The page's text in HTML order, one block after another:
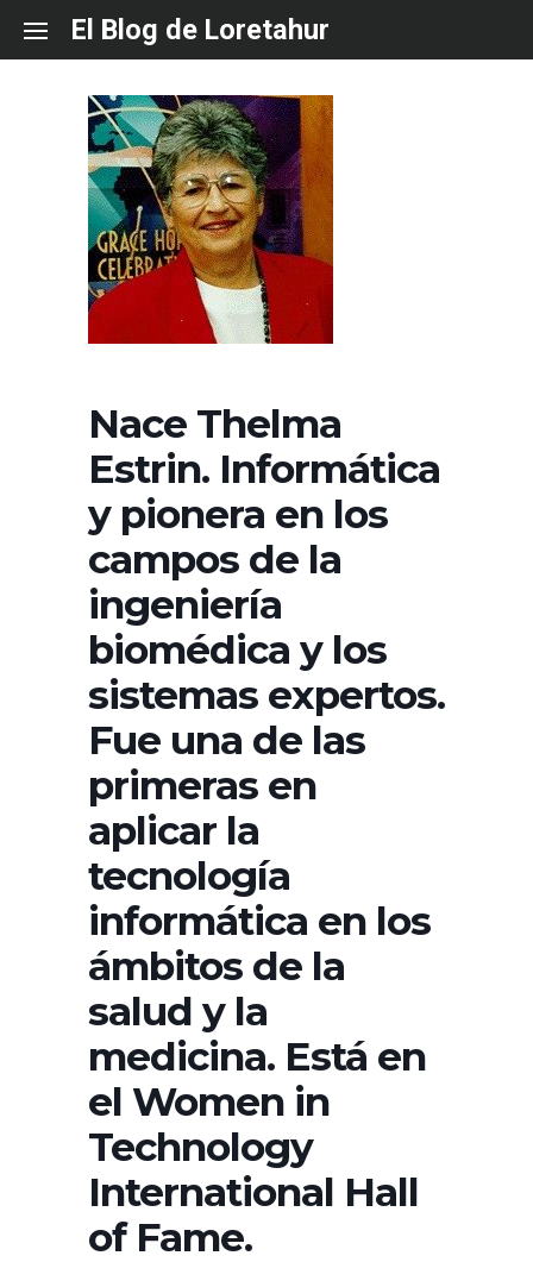
content
El Blog de Loretahur
Nace Thelma
Estrin. Informática
y pionera en los
campos de la
ingeniería
biomédica y los
sistemas expertos.
Fue una de las
primeras en
aplicar la
tecnología
informática en los
ámbitos de la
salud y la
medicina. Está en
el Women in
Technology
International Hall
of Fame.